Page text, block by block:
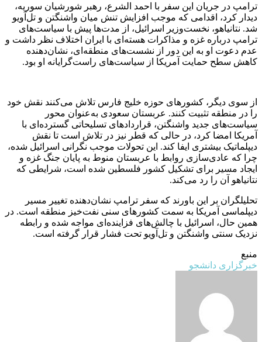
ترامپ در جریان این سفر با احمد الشرع، رهبر شورشیان سوریه،
دیدار کرد، اقدامی که موجب افزایش تنش میان واشنگتن و تل‌آویو
شد. نتانیاهو، نخست‌وزیر اسرائیل، از مدت‌ها پیش با سیاست‌های
ترامپ درباره غزه و مذاکرات هسته‌ای با ایران اختلاف نظر داشت و
عدم دعوت او به این دور از نشست‌های منطقه‌ای، نشان‌دهنده
کاهش سطح حمایت آمریکا از سیاست‌های راست‌گرایانه او بود.
از سوی دیگر، کشورهای حوزه خلیج فارس تلاش می‌کنند نقش خود
را در منطقه تثبیت کنند. عربستان سعودی به‌عنوان محور
سیاست‌های جدید واشنگتن، قراردادهای تسلیحاتی گسترده‌ای با
آمریکا امضا کرد، در حالی که قطر نیز در تلاش است تا نقش
دیپلماتیک بیشتری ایفا کند. این تحولات موجب نگرانی اسرائیل شده،
چرا که عادی‌سازی روابط با عربستان منوط به پایان جنگ غزه و
ایجاد مسیر برای تشکیل کشور فلسطین شده است، شرایطی که
نتانیاهو آن را رد می‌کند.
تحلیلگران بر این باورند که سفر ترامپ نشان‌دهنده تغییر مسیر
دیپلماسی آمریکا به سمت کشورهای سنی نفت‌خیز منطقه است. در
همین حال، اسرائیل با چالش‌های فزاینده‌ای مواجه شده و رابطه
نزدیک سنتی واشنگتن و تل‌آویو تحت فشار قرار گرفته است.
منبع
خبرگزاری دانشجو